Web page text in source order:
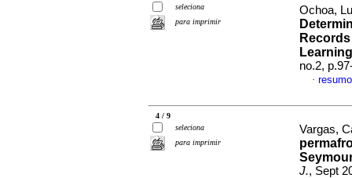
seleciona
para imprimir
Ochoa,
no.2,
·
4 / 9
seleciona
para imprimir
Vargas,
J., Sept